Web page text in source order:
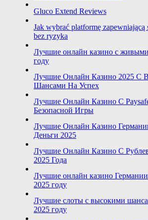
Gluco Extend Reviews
Jak wybrać platformę zapewniającą
bez ryzyka
Лучшие онлайн казино с
году
Лучшие Онлайн Казино 2025 С
Шансами На Успех
Лучшие Онлайн Казино С
Безопасной Игры
Лучшие Онлайн Казино
Деньги 2025
Лучшие Онлайн Казино С
2025 Года
Лучшие онлайн казино Германии
2025 году
Лучшие слоты с высокими
2025 году